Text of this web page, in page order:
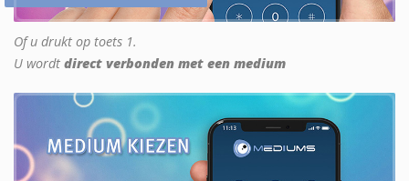
Of u drukt op toets 1.
U wordt direct verbonden met een medium